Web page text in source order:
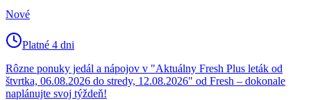
Nové
Platné 4 dni
Rôzne ponuky jedál a nápojov v "Aktuálny Fresh Plus leták od
štvrtka, 06.08.2026 do stredy, 12.08.2026" od Fresh – dokonale
naplánujte svoj týždeň!